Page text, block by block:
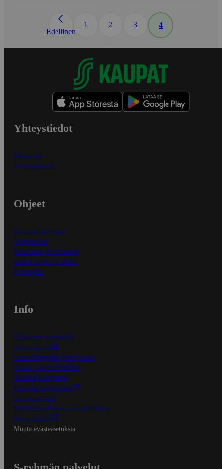
Edellinen
1 2 3 4
Yhteystiedot
Myymälät
Asiakaspalvelu
Ohjeet
Ensitilaajan ohjeet
Näin maksat
Näin tilaat ja muokkaat
Kaikki ohjeet ja vinkit
In English
Info
S-Business yrityksille
Oiva-raportit
Osuuskauppojen yhteystiedot
Tilaus- ja toimitusehdot
Tietosuojakäytäntö
Palvelun käyttöehdot
Saavutettavuus
Mobiilisovelluksen saavutettavuus
Mainostajalle
Muuta evästeasetuksia